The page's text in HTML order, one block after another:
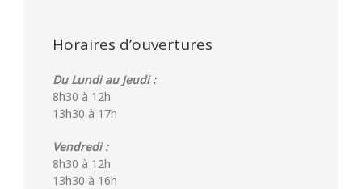
Horaires d’ouvertures
Du Lundi au Jeudi :
8h30 à 12h
13h30 à 17h
Vendredi :
8h30 à 12h
13h30 à 16h